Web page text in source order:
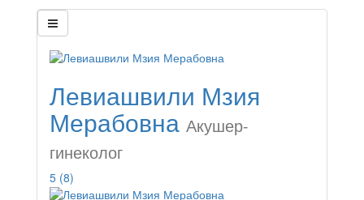
Левиашвили Мзия
Мерабовна Акушер-
гинеколог
5 (8)